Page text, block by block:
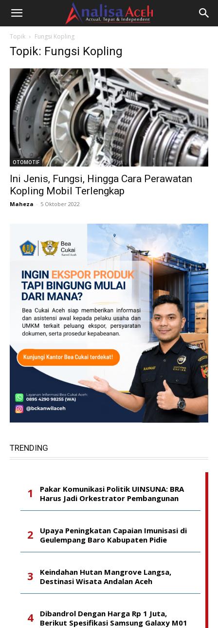
Topik Fungsi Kopling
Topik: Fungsi Kopling
OTOMOTIF
Ini Jenis, Fungsi, Hingga Cara Perawatan
Kopling Mobil Terlengkap
Maheza - 5 Oktober 2022
TRENDING
Pakar Komunikasi Politik UINSUNA: BRA
Harus Jadi Orkestrator Pembangunan
Upaya Peningkatan Capaian Imunisasi di
Geulempang Baro Kabupaten Pidie
Keindahan Hutan Mangrove Langsa,
Destinasi Wisata Andalan Aceh
Dibandrol Dengan Harga Rp 1 Juta,
Berikut Spesifikasi Samsung Galaxy M01